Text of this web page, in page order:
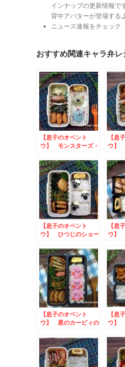
インナップの更新情報で
背中アバターが登場する
ニュース速報をチェック
おすすめ関連キャラ弁レ
【息子のオベント
ウ】 モンスターズ・
ーのお弁当 to 餃
子の皮クリスマスアレ
ンジキャンペーン
【息
ウ】
ン弁
ト
【息子のオベント
ウ】 ひつじのショー
マサTwitterキャンペ
ーン
【息
ウ】
ャン
【息子のオベント
ウ】 星のカービィの
これ！うま!!Twitter
キャンペーン
【息
ウ】
ープ
う！